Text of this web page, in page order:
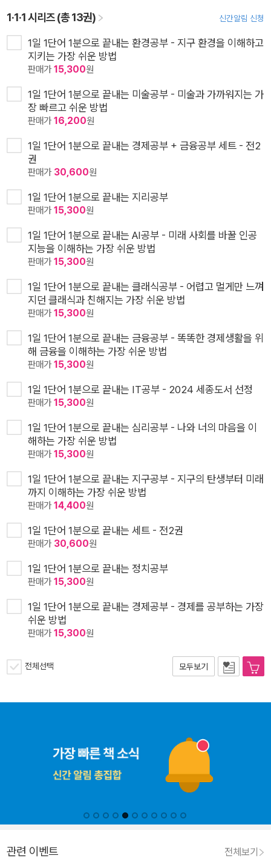
1·1·1 시리즈 (총 13권) 신간알림 신청
1일 1단어 1분으로 끝내는 환경공부 - 지구 환경을 이해하고
지키는 가장 쉬운 방법
판매가15,300원
1일 1단어 1분으로 끝내는 미술공부 - 미술과 가까워지는 가
장 빠르고 쉬운 방법
판매가16,200원
1일 1단어 1분으로 끝내는 경제공부 + 금융공부 세트 - 전2
권
판매가 30,600원
1일 1단어 1분으로 끝내는 지리공부
판매가15,300원
1일 1단어 1분으로 끝내는 AI공부 - 미래 사회를 바꿀 인공
지능을 이해하는 가장 쉬운 방법
판매가15,300원
1일 1단어 1분으로 끝내는 클래식공부 - 어렵고 멀게만 느껴
지던 클래식과 친해지는 가장 쉬운 방법
판매가15,300원
1일 1단어 1분으로 끝내는 금융공부 - 똑똑한 경제생활을 위
해 금융을 이해하는 가장 쉬운 방법
판매가15,300원
1일 1단어 1분으로 끝내는 IT공부 - 2024 세종도서 선정
판매가15,300원
1일 1단어 1분으로 끝내는 심리공부 - 나와 너의 마음을 이
해하는 가장 쉬운 방법
판매가15,300원
1일 1단어 1분으로 끝내는 지구공부 - 지구의 탄생부터 미래
까지 이해하는 가장 쉬운 방법
판매가14,400원
1일 1단어 1분으로 끝내는 세트 - 전2권
판매가 30,600원
1일 1단어 1분으로 끝내는 정치공부
판매가15,300원
1일 1단어 1분으로 끝내는 경제공부 - 경제를 공부하는 가장
쉬운 방법
판매가15,300원
전체선택 모두보기
관련 이벤트 전체보기